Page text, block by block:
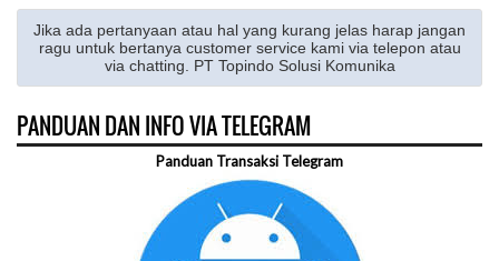
Jika ada pertanyaan atau hal yang kurang jelas harap jangan
ragu untuk bertanya customer service kami via telepon atau
via chatting. PT Topindo Solusi Komunika
PANDUAN DAN INFO VIA TELEGRAM
Panduan Transaksi Telegram